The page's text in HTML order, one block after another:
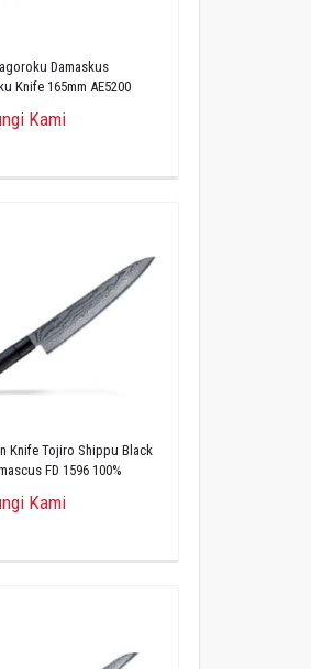
Damaskus
Knife 165mm AE5200
Kami
Knife Tojiro Shippu Black
FD 1596 100%
Kami